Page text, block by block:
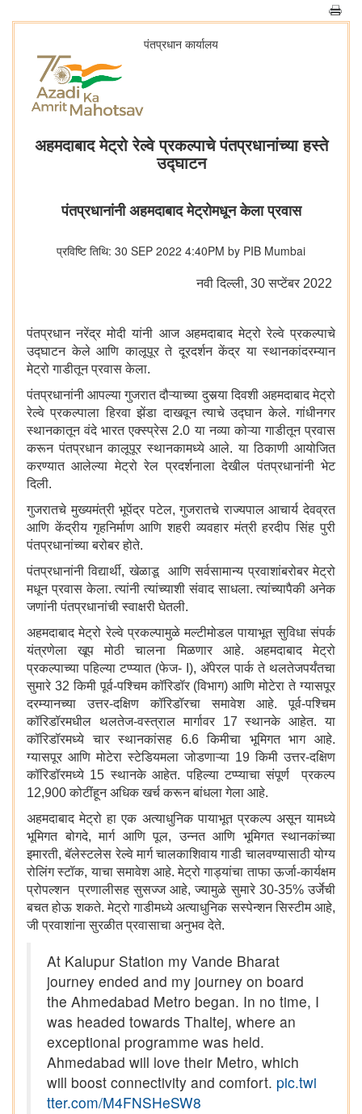
पंतप्रधान कार्यालय
अहमदाबाद मेट्रो रेल्वे प्रकल्पाचे पंतप्रधानांच्या हस्ते
उद्घाटन
पंतप्रधानांनी अहमदाबाद मेट्रोमधून केला प्रवास
प्रविष्टि तिथि: 30 SEP 2022 4:40PM by PIB Mumbai
नवी दिल्‍ली, 30 सप्‍टेंबर 2022
पंतप्रधान नरेंद्र मोदी यांनी आज अहमदाबाद मेट्रो रेल्वे प्रकल्पाचे
उद्घाटन केले आणि कालूपूर ते दूरदर्शन केंद्र या स्थानकांदरम्यान
मेट्रो गाडीतून प्रवास केला.
पंतप्रधानांनी आपल्या गुजरात दौऱ्याच्या दुसर्‍या दिवशी अहमदाबाद मेट्रो
रेल्वे प्रकल्पाला हिरवा झेंडा दाखवून त्याचे उद्घान केले. गांधीनगर
स्थानकातून वंदे भारत एक्स्प्रेस 2.0 या नव्या कोऱ्या गाडीतून प्रवास
करून पंतप्रधान कालूपूर स्थानकामध्ये आले. या ठिकाणी आयोजित
करण्यात आलेल्या मेट्रो रेल प्रदर्शनाला देखील पंतप्रधानांनी भेट
दिली.
गुजरातचे मुख्यमंत्री भूपेंद्र पटेल, गुजरातचे राज्यपाल आचार्य देवव्रत
आणि केंद्रीय गृहनिर्माण आणि शहरी व्यवहार मंत्री हरदीप सिंह पुरी
पंतप्रधानांच्या बरोबर होते.
पंतप्रधानांनी विद्यार्थी, खेळाडू आणि सर्वसामान्य प्रवाशांबरोबर मेट्रो
मधून प्रवास केला. त्यांनी त्यांच्याशी संवाद साधला. त्यांच्यापैकी अनेक
जणांनी पंतप्रधानांची स्वाक्षरी घेतली.
अहमदाबाद मेट्रो रेल्वे प्रकल्पामुळे मल्टीमोडल पायाभूत सुविधा संपर्क
यंत्रणेला खूप मोठी चालना मिळणार आहे. अहमदाबाद मेट्रो
प्रकल्पाच्या पहिल्या टप्प्यात (फेज- I), अ‍ॅपेरल पार्क ते थलतेजपर्यंतचा
सुमारे 32 किमी पूर्व-पश्चिम कॉरिडॉर (विभाग) आणि मोटेरा ते ग्यासपूर
दरम्यानच्या उत्तर-दक्षिण कॉरिडॉरचा समावेश आहे. पूर्व-पश्चिम
कॉरिडॉरमधील थलतेज-वस्त्राल मार्गावर 17 स्थानके आहेत. या
कॉरिडॉरमध्ये चार स्थानकांसह 6.6 किमीचा भूमिगत भाग आहे.
ग्यासपूर आणि मोटेरा स्टेडियमला जोडणाऱ्या 19 किमी उत्तर-दक्षिण
कॉरिडॉरमध्ये 15 स्थानके आहेत. पहिल्या टप्प्याचा संपूर्ण प्रकल्प
12,900 कोटींहून अधिक खर्च करून बांधला गेला आहे.
अहमदाबाद मेट्रो हा एक अत्याधुनिक पायाभूत प्रकल्प असून यामध्ये
भूमिगत बोगदे, मार्ग आणि पूल, उन्नत आणि भूमिगत स्थानकांच्या
इमारती, बॅलेस्टलेस रेल्वे मार्ग चालकाशिवाय गाडी चालवण्यासाठी योग्य
रोलिंग स्टॉक, याचा समावेश आहे. मेट्रो गाड्यांचा ताफा ऊर्जा-कार्यक्षम
प्रोपल्शन प्रणालीसह सुसज्ज आहे, ज्यामुळे सुमारे 30-35% उर्जेची
बचत होऊ शकते. मेट्रो गाडीमध्ये अत्याधुनिक सस्पेन्शन सिस्टीम आहे,
जी प्रवाशांना सुरळीत प्रवासाचा अनुभव देते.
At Kalupur Station my Vande Bharat
journey ended and my journey on board
the Ahmedabad Metro began. In no time, I
was headed towards Thaltej, where an
exceptional programme was held.
Ahmedabad will love their Metro, which
will boost connectivity and comfort. pic.twi
tter.com/M4FNSHeSW8